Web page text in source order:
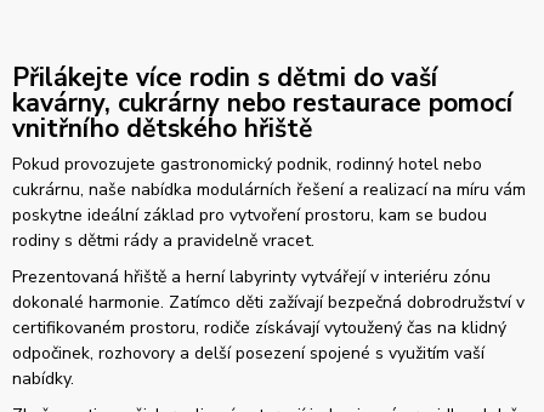
Přilákejte více rodin s dětmi do vaší
kavárny, cukrárny nebo restaurace pomocí
vnitřního dětského hřiště
Pokud provozujete gastronomický podnik, rodinný hotel nebo
cukrárnu, naše nabídka modulárních řešení a realizací na míru vám
poskytne ideální základ pro vytvoření prostoru, kam se budou
rodiny s dětmi rády a pravidelně vracet.
Prezentovaná hřiště a herní labyrinty vytvářejí v interiéru zónu
dokonalé harmonie. Zatímco děti zažívají bezpečná dobrodružství v
certifikovaném prostoru, rodiče získávají vytoužený čas na klidný
odpočinek, rozhovory a delší posezení spojené s využitím vaší
nabídky.